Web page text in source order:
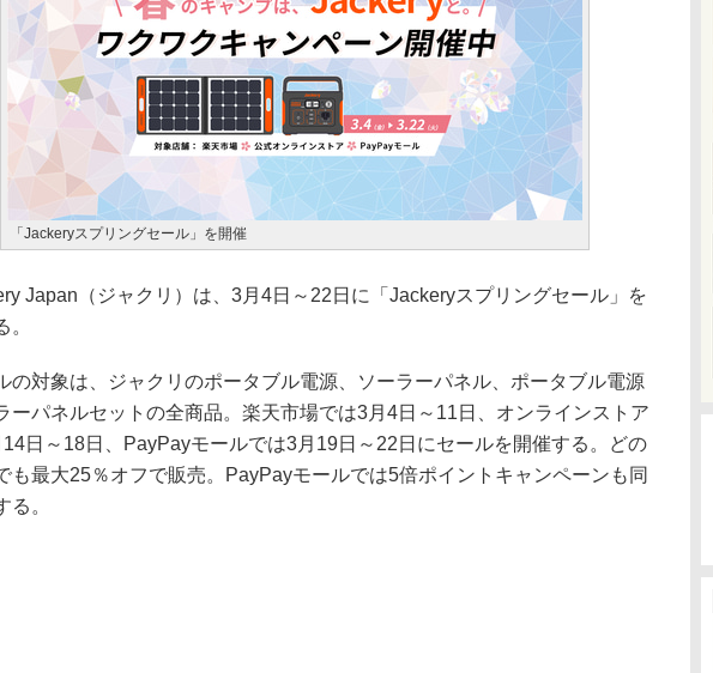
「Jackeryスプリングセール」を開催
Japan（ジャクリ）は、3月4日～22日に「Jackeryスプリングセール」を
。
対象は、ジャクリのポータブル電源、ソーラーパネル、ポータブル電源
ーパネルセットの全商品。楽天市場では3月4日～11日、オンラインストア
14日～18日、PayPayモールでは3月19日～22日にセールを開催する。どの
も最大25％オフで販売。PayPayモールでは5倍ポイントキャンペーンも同
る。